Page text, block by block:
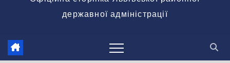
державної адміністрації